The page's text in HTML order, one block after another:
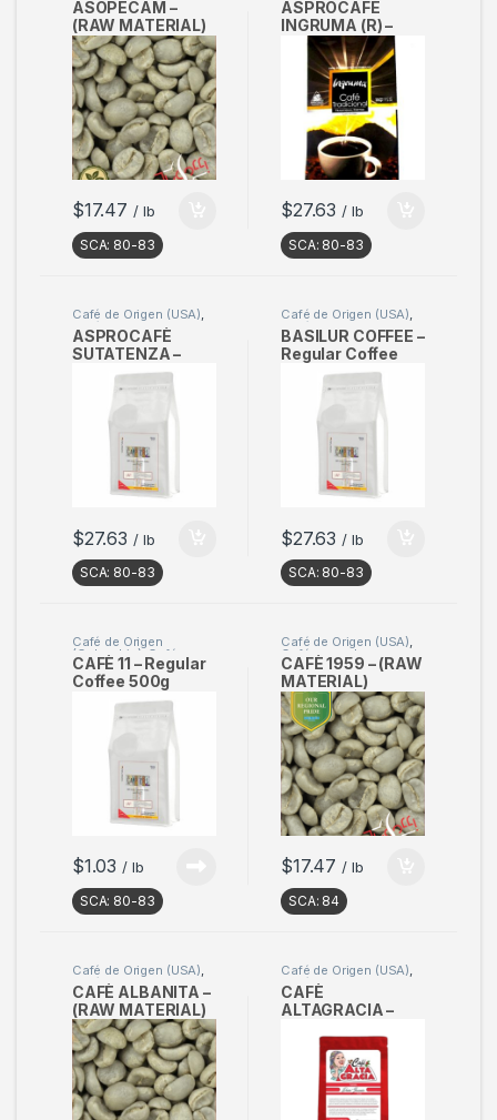
ASOPECAM –
(RAW MATERIAL)
Sample 2kg
$17.47 / lb
SCA: 80-83
ASPROCAFÈ
INGRUMA (R) –
Regular Coffee
500g (17oz) –
(Pack of 3)
$27.63 / lb
SCA: 80-83
Café de Origen (USA),
Café Tostado
ASPROCAFÈ
SUTATENZA –
Regular Coffee
500g (17oz) –
$27.63 / lb
SCA: 80-83
Café de Origen (USA),
Café Tostado
BASILUR COFFEE –
Regular Coffee
500g (17oz) –
(Pack of 3)
$27.63 / lb
SCA: 80-83
Café de Origen
(Colombia) ,Café
Tostado
CAFÈ 11 – Regular
Coffee 500g
(17oz) – (Pack of 3)
– NO AVAILABLE –
$1.03 / lb
SCA: 80-83
Café de Origen (USA),
Café en verde
CAFÈ 1959 – (RAW
MATERIAL)
$17.47 / lb
SCA: 84
Café de Origen (USA),
Café en verde
CAFÈ ALBANITA –
(RAW MATERIAL)
Sample 2 kg
Café de Origen (USA),
Café Tostado
CAFÈ
ALTAGRACIA –
500g (17oz) –
(Pack of 3)